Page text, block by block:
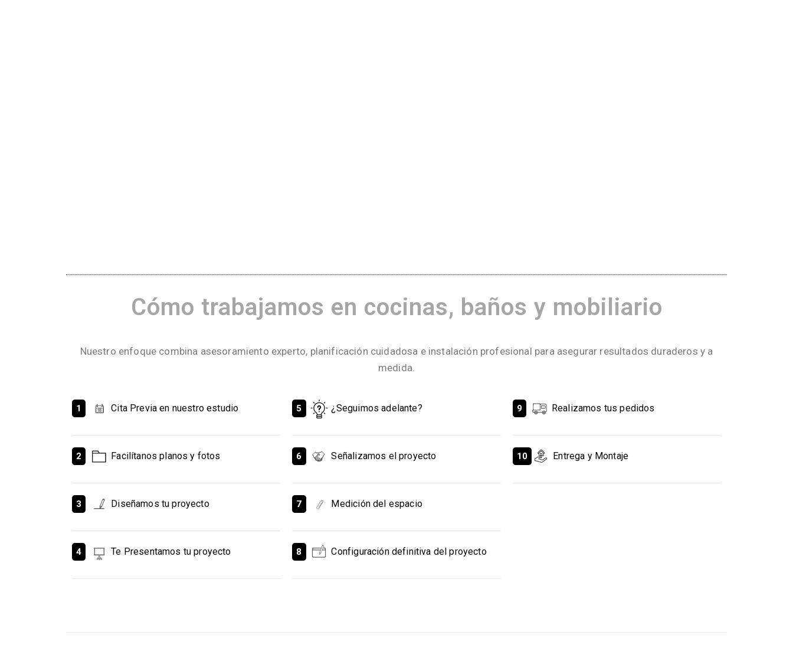
Cómo trabajamos en cocinas, baños y mobiliario​
Nuestro enfoque combina asesoramiento experto, planificación cuidadosa e instalación profesional para asegurar resultados duraderos y a
medida.
1 Cita Previa en nuestro estudio
2 Facilítanos planos y fotos
3 Diseñamos tu proyecto
4 Te Presentamos tu proyecto
5 ¿Seguimos adelante?
6 Señalizamos el proyecto
7 Medición del espacio
8 Configuración definitiva del proyecto
9 Realizamos tus pedidos
10 Entrega y Montaje